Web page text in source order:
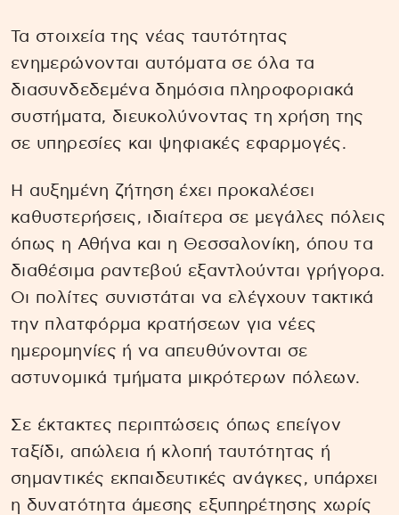
Τα στοιχεία της νέας ταυτότητας
ενημερώνονται αυτόματα σε όλα τα
διασυνδεδεμένα δημόσια πληροφοριακά
συστήματα, διευκολύνοντας τη χρήση της
σε υπηρεσίες και ψηφιακές εφαρμογές.
Η αυξημένη ζήτηση έχει προκαλέσει
καθυστερήσεις, ιδιαίτερα σε μεγάλες πόλεις
όπως η Αθήνα και η Θεσσαλονίκη, όπου τα
διαθέσιμα ραντεβού εξαντλούνται γρήγορα.
Οι πολίτες συνιστάται να ελέγχουν τακτικά
την πλατφόρμα κρατήσεων για νέες
ημερομηνίες ή να απευθύνονται σε
αστυνομικά τμήματα μικρότερων πόλεων.
Σε έκτακτες περιπτώσεις όπως επείγον
ταξίδι, απώλεια ή κλοπή ταυτότητας ή
σημαντικές εκπαιδευτικές ανάγκες, υπάρχει
η δυνατότητα άμεσης εξυπηρέτησης χωρίς